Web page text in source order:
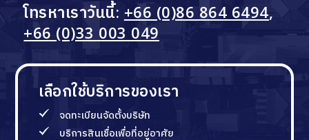
โทรหาเราวันนี้: +66 (0)86 864 6494,
+66 (0)33 003 049
เลือกใช้บริการของเรา
จดทะเบียนจัดตั้งบริษัท
บริการสินเชื่อเพื่อที่อยู่อาศัย